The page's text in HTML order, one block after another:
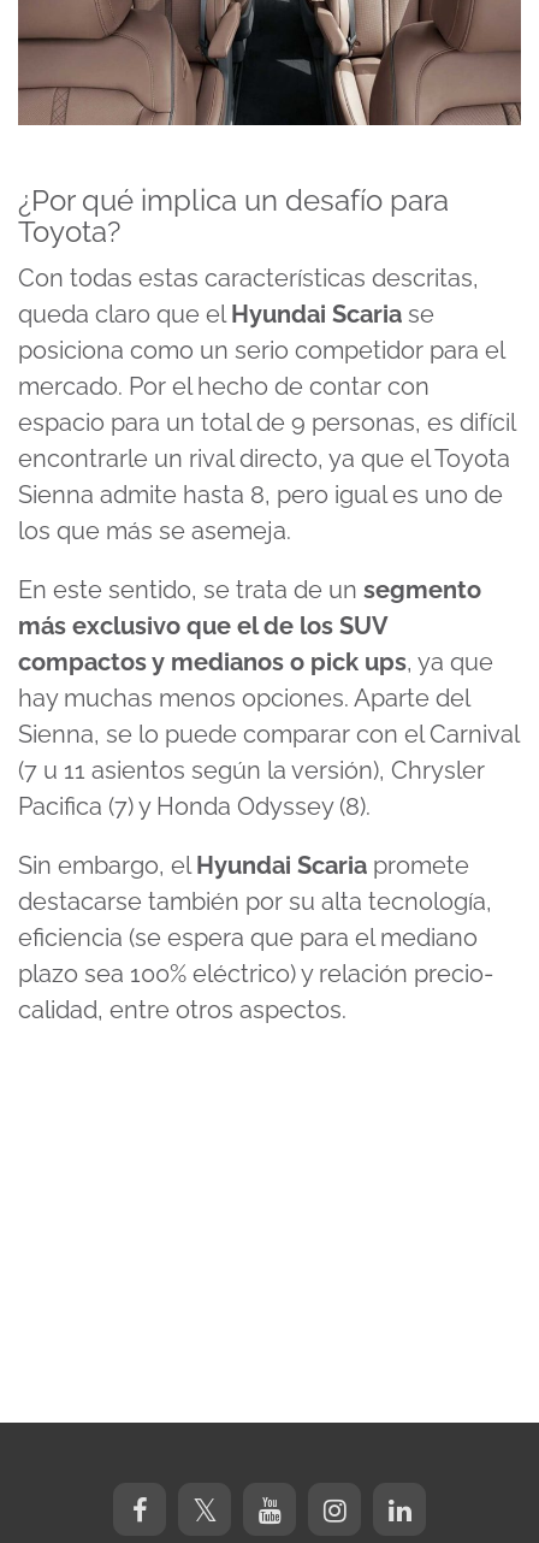
¿Por qué implica un desafío para
Toyota?
Con todas estas características descritas,
queda claro que elHyundai Scaria se
posiciona como un serio competidor para el
mercado. Por el hecho de contar con
espacio para un total de 9 personas, es difícil
encontrarle un rival directo, ya que el Toyota
Sienna admite hasta 8, pero igual es uno de
los que más se asemeja.
En este sentido, se trata de un segmento
más exclusivo que el de los SUV
compactos y medianos o pick ups, ya que
hay muchas menos opciones. Aparte del
Sienna, se lo puede comparar con elCarnival
(7 u 11 asientos según la versión), Chrysler
Pacifica (7) y Honda Odyssey(8).
Sin embargo, elHyundai Scaria promete
destacarse también por su alta tecnología,
eficiencia (se espera que para el mediano
plazo sea 100% eléctrico) y relación precio-
calidad, entre otros aspectos.